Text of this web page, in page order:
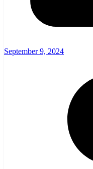
September 9, 2024